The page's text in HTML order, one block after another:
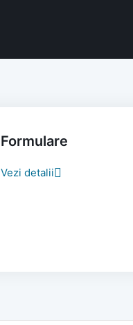
Formulare
Vezi detalii